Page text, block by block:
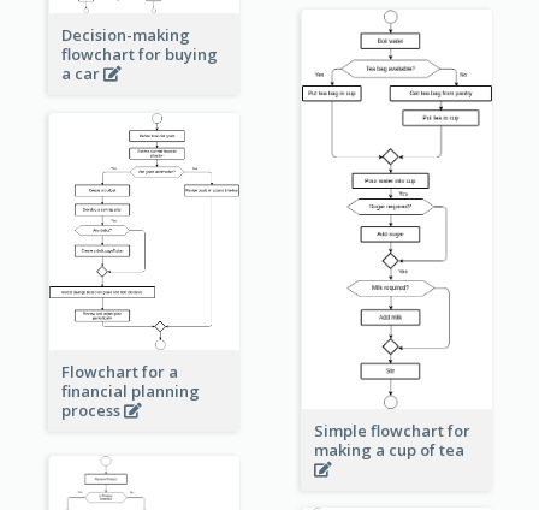
Decision-making
flowchart for buying
a car
Simple flowchart for
making a cup of tea
Flowchart for a
financial planning
process